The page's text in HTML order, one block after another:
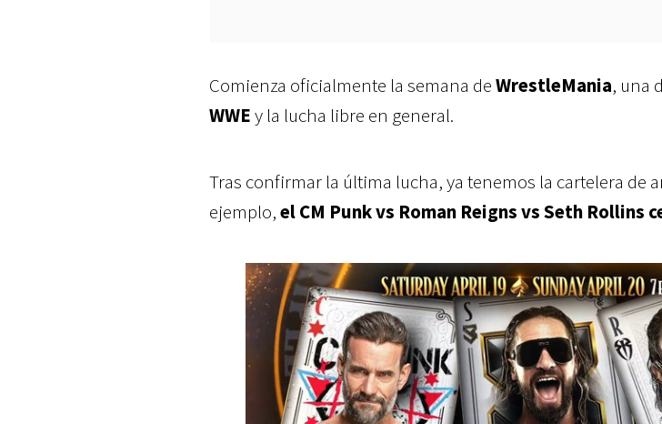
Comienza oficialmente la semana deWrestleMania, una
WWEy la lucha libre en general.
Tras confirmar la última lucha, ya tenemos la cartelera de
ejemplo,el CM Punk vs Roman Reigns vs Seth Rollins